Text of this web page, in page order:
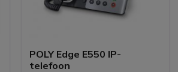
POLY Edge E550 IP-
telefoon